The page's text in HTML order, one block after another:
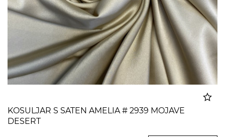
KOSULJAR S SATEN AMELIA # 2939 MOJAVE
DESERT